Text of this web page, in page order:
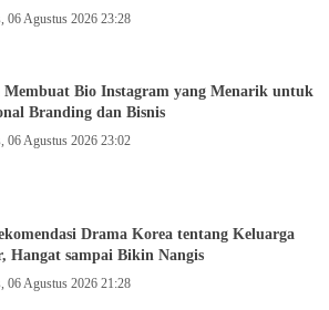
06 Agustus 2026 23:28
Membuat Bio Instagram yang Menarik untuk
Branding dan Bisnis
06 Agustus 2026 23:02
Drama Korea tentang Keluarga
Hangat sampai Bikin Nangis
06 Agustus 2026 21:28